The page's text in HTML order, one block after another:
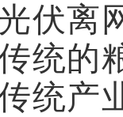
伏离
统的
统产